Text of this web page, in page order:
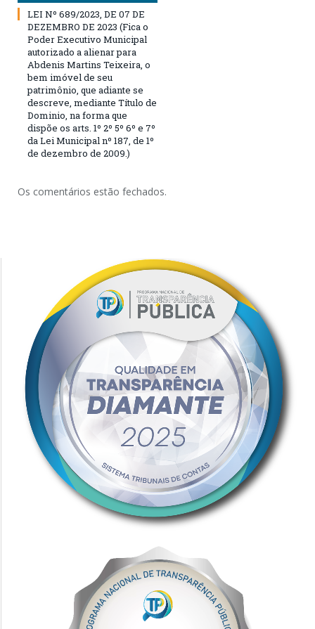
LEI Nº 689/2023, DE 07 DE
DEZEMBRO DE 2023 (Fica o
Poder Executivo Municipal
autorizado a alienar para
Abdenis Martins Teixeira, o
bem imóvel de seu
patrimônio, que adiante se
descreve, mediante Título de
Dominio, na forma que
dispõe os arts. 1º 2º 5º 6º e 7º
da Lei Municipal nº 187, de 1º
de dezembro de 2009.)
Os comentários estão fechados.